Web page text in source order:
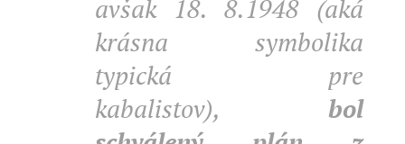
avšak 18. 8.1948 (aká
krásna symbolika
typická pre
kabalistov), bol